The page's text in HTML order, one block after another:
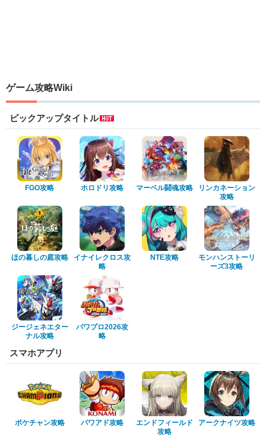
ゲーム攻略Wiki
ピックアップタイトル
FGO攻略 ホロドリ攻略 マーベル闘魂攻略
リンカネーション
攻略
ほの暮しの庭攻略
イナイレクロス攻
略
NTE攻略
モンハンストーリ
ーズ3攻略
ジージェネエター
ナル攻略
パワプロ2026攻
略
スマホアプリ
ポケチャン攻略 パワアド攻略
エンドフィールド
攻略
アークナイツ攻略